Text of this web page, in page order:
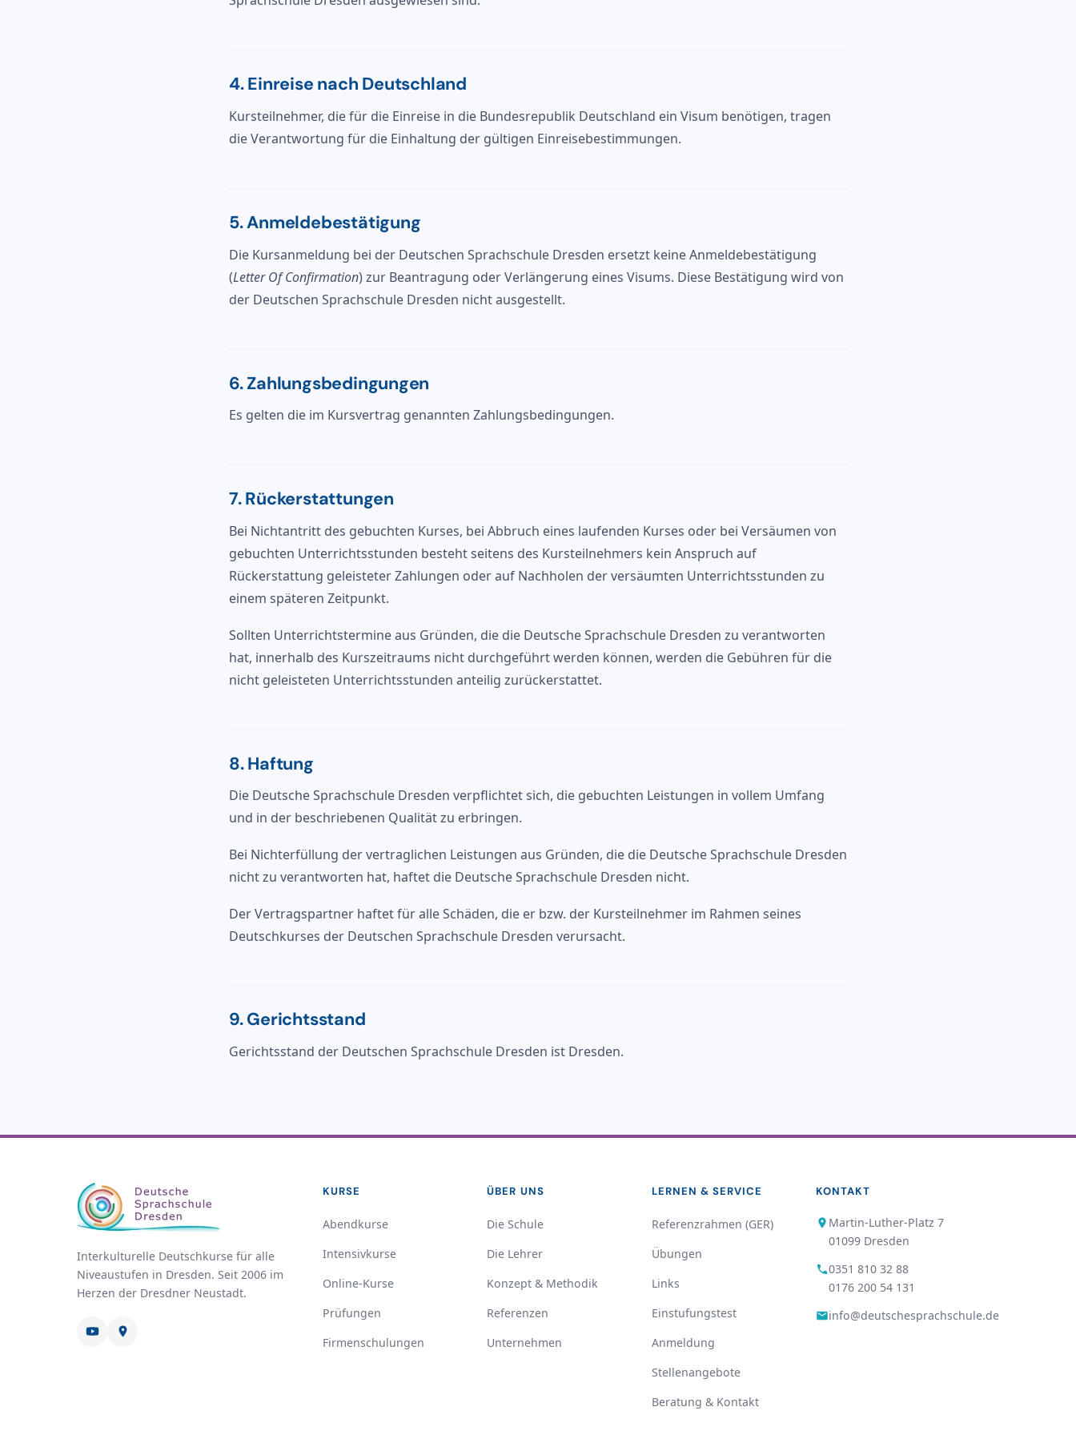
4. Einreise nach Deutschland
Kursteilnehmer, die für die Einreise in die Bundesrepublik Deutschland ein Visum benötigen, tragen
die Verantwortung für die Einhaltung der gültigen Einreisebestimmungen.
5. Anmeldebestätigung
Die Kursanmeldung bei der Deutschen Sprachschule Dresden ersetzt keine Anmeldebestätigung
(Letter Of Confirmation) zur Beantragung oder Verlängerung eines Visums. Diese Bestätigung wird von
der Deutschen Sprachschule Dresden nicht ausgestellt.
6. Zahlungsbedingungen
Es gelten die im Kursvertrag genannten Zahlungsbedingungen.
7. Rückerstattungen
Bei Nichtantritt des gebuchten Kurses, bei Abbruch eines laufenden Kurses oder bei Versäumen von
gebuchten Unterrichtsstunden besteht seitens des Kursteilnehmers kein Anspruch auf
Rückerstattung geleisteter Zahlungen oder auf Nachholen der versäumten Unterrichtsstunden zu
einem späteren Zeitpunkt.
Sollten Unterrichtstermine aus Gründen, die die Deutsche Sprachschule Dresden zu verantworten
hat, innerhalb des Kurszeitraums nicht durchgeführt werden können, werden die Gebühren für die
nicht geleisteten Unterrichtsstunden anteilig zurückerstattet.
8. Haftung
Die Deutsche Sprachschule Dresden verpflichtet sich, die gebuchten Leistungen in vollem Umfang
und in der beschriebenen Qualität zu erbringen.
Bei Nichterfüllung der vertraglichen Leistungen aus Gründen, die die Deutsche Sprachschule Dresden
nicht zu verantworten hat, haftet die Deutsche Sprachschule Dresden nicht.
Der Vertragspartner haftet für alle Schäden, die er bzw. der Kursteilnehmer im Rahmen seines
Deutschkurses der Deutschen Sprachschule Dresden verursacht.
9. Gerichtsstand
Gerichtsstand der Deutschen Sprachschule Dresden ist Dresden.
Interkulturelle Deutschkurse für alle
Niveaustufen in Dresden. Seit 2006 im
Herzen der Dresdner Neustadt.
KURSE
Abendkurse
Intensivkurse
Online-Kurse
Prüfungen
Firmenschulungen
ÜBER UNS
Die Schule
Die Lehrer
Konzept & Methodik
Referenzen
Unternehmen
LERNEN & SERVICE
Referenzrahmen (GER)
Übungen
Links
Einstufungstest
Anmeldung
Stellenangebote
Beratung & Kontakt
KONTAKT
Martin-Luther-Platz 7
01099 Dresden
0351 810 32 88
0176 200 54 131
info@deutschesprachschule.de